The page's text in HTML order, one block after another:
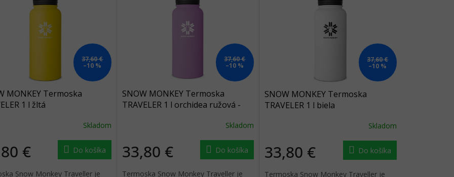
37,60 €
–10 %
MONKEY Termoska
1 l žltá
Skladom
€ Do košíka
Snow Monkey Traveller je
37,60 €
–10 %
SNOW MONKEY Termoska
TRAVELER 1 l orchidea ružová -
Skladom
33,80 € Do košíka
Termoska Snow Monkey Traveller je
37,60 €
–10 %
SNOW MONKEY Termoska
TRAVELER 1 l biela
Skladom
33,80 € Do košíka
Termoska Snow Monkey Traveller je